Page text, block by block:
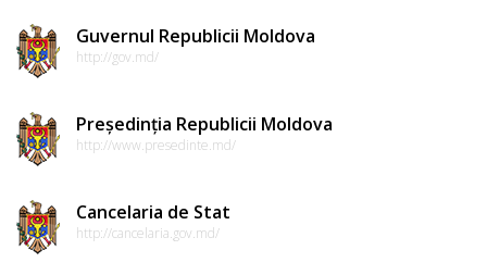
proiectelor
decizii
recomandărilor
Guvernul Republicii Moldova
http://gov.md/
Președinția Republicii Moldova
http://www.presedinte.md/
Cancelaria de Stat
http://cancelaria.gov.md/